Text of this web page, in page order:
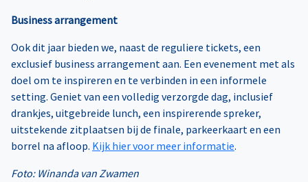
Business arrangement
Ook dit jaar bieden we, naast de reguliere tickets, een
exclusief business arrangement aan. Een evenement met als
doel om te inspireren en te verbinden in een informele
setting. Geniet van een volledig verzorgde dag, inclusief
drankjes, uitgebreide lunch, een inspirerende spreker,
uitstekende zitplaatsen bij de finale, parkeerkaart en een
borrel na afloop. Kijk hier voor meer informatie.
Foto: Winanda van Zwamen